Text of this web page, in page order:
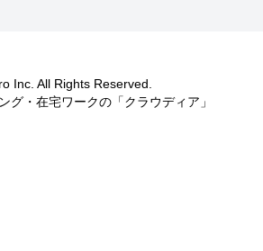
Inc. All Rights Reserved.
グ・在宅ワークの「クラウディア」